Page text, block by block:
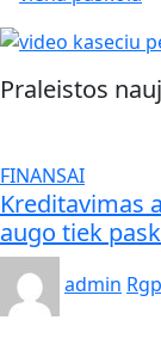
Praleistos
FINANSAI
Kreditavimas
augo tiek
admin